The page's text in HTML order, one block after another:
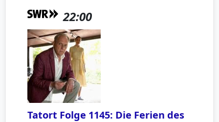
22:00
Tatort Folge 1145: Die Ferien des